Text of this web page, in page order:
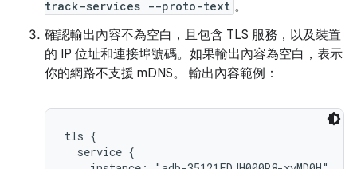
track-services --proto-text 。
確認輸出內容不為空白，且包含 TLS 服務，以及裝置
的 IP 位址和連接埠號碼。如果輸出內容為空白，表示
你的網路不支援 mDNS。 輸出內容範例：
tls {
  service {